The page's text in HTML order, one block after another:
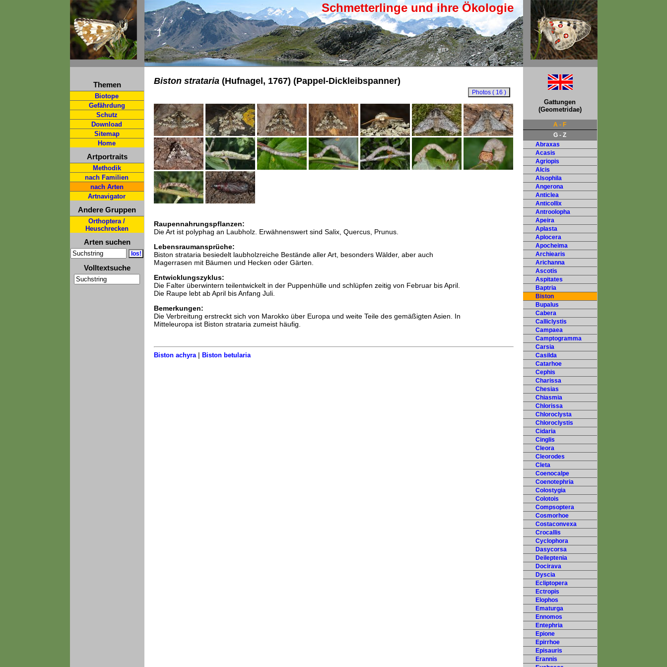
Schmetterlinge und ihre Ökologie
Themen
Biotope
Gefährdung
Schutz
Download
Sitemap
Home
Artportraits
Methodik
nach Familien
nach Arten
Artnavigator
Andere Gruppen
Orthoptera /
Heuschrecken
Arten suchen
Volltextsuche
Biston strataria(Hufnagel, 1767) (Pappel-Dickleibspanner)
Raupennahrungspflanzen:
Die Art ist polyphag an Laubholz. Erwähnenswert sind Salix, Quercus, Prunus.
Lebensraumansprüche:
Biston strataria besiedelt laubholzreiche Bestände aller Art, besonders Wälder, aber auch
Magerrasen mit Bäumen und Hecken oder Gärten.
Entwicklungszyklus:
Die Falter überwintern teilentwickelt in der Puppenhülle und schlüpfen zeitig von Februar bis April.
Die Raupe lebt ab April bis Anfang Juli.
Bemerkungen:
Die Verbreitung erstreckt sich von Marokko über Europa und weite Teile des gemäßigten Asien. In
Mitteleuropa ist Biston strataria zumeist häufig.
Biston achyra| Biston betularia
Gattungen
(Geometridae)
A - F
G - Z
Abraxas
Acasis
Agriopis
Alcis
Alsophila
Angerona
Anticlea
Anticollix
Antroolopha
Apeira
Aplasta
Aplocera
Apocheima
Archiearis
Arichanna
Ascotis
Aspitates
Baptria
Biston
Bupalus
Cabera
Calliclystis
Campaea
Camptogramma
Carsia
Casilda
Catarhoe
Cephis
Charissa
Chesias
Chiasmia
Chlorissa
Chloroclysta
Chloroclystis
Cidaria
Cinglis
Cleora
Cleorodes
Cleta
Coenocalpe
Coenotephria
Colostygia
Colotois
Compsoptera
Cosmorhoe
Costaconvexa
Crocallis
Cyclophora
Dasycorsa
Deileptenia
Docirava
Dyscia
Ecliptopera
Ectropis
Elophos
Ematurga
Ennomos
Entephria
Epione
Epirrhoe
Episauris
Erannis